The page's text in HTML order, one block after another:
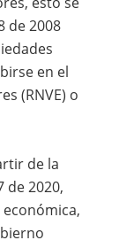
de 2008
en el
(RNVE) o
de la
de 2020,